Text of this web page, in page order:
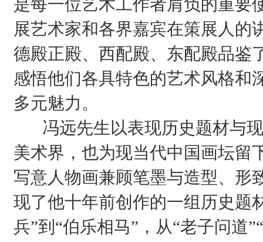
是每一位艺术工作者肩负的重要
展艺术家和各界嘉宾在策展人的
德殿正殿、西配殿、东配殿品鉴
感悟他们各具特色的艺术风格和
多元魅力。
冯远先生以表现历史题材与现
美术界，也为现当代中国画坛留
写意人物画兼顾笔墨与造型、形
现了他十年前创作的一组历史题
兵”到“伯乐相马”，从“老子问道